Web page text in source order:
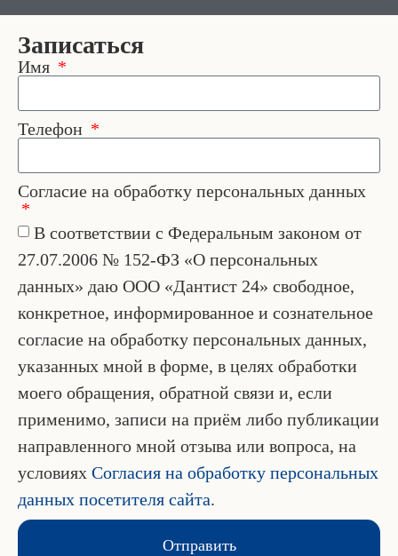
Записаться
Имя
Телефон
Согласие на обработку персональных данных
В соответствии с Федеральным законом от
27.07.2006 № 152-ФЗ «О персональных
данных» даю ООО «Дантист 24» свободное,
конкретное, информированное и сознательное
согласие на обработку персональных данных,
указанных мной в форме, в целях обработки
моего обращения, обратной связи и, если
применимо, записи на приём либо публикации
направленного мной отзыва или вопроса, на
условиях Согласия на обработку персональных
данных посетителя сайта.
Отправить